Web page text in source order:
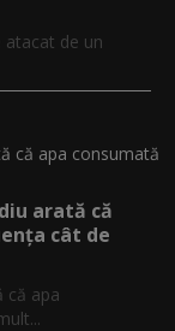
atacat de un
arată că
cât de
că apa